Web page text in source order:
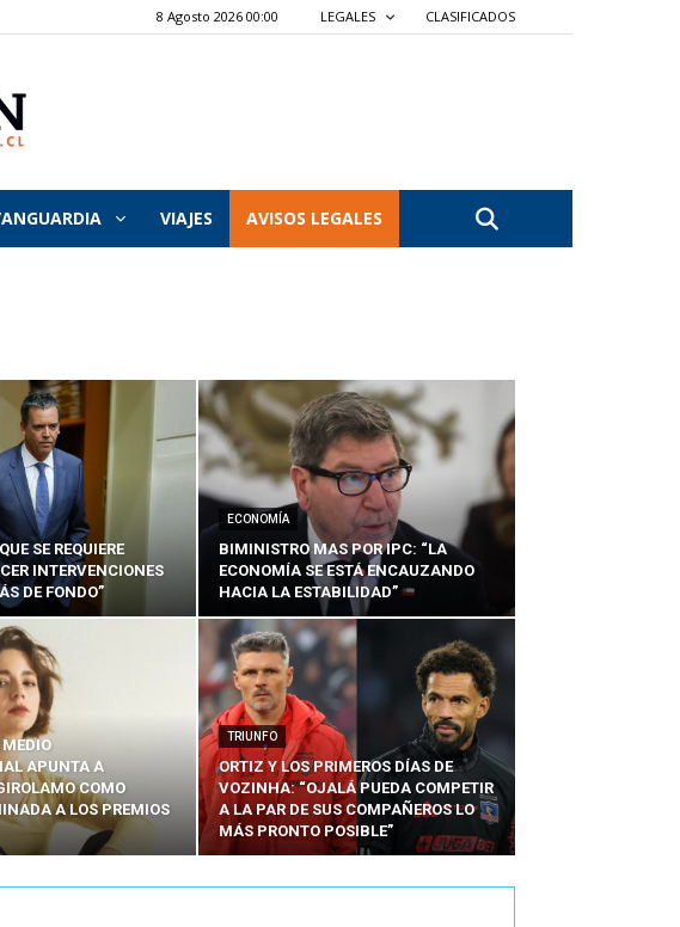
8 Agosto 2026 00:00 LEGALES CLASIFICADOS
VIAJES AVISOS LEGALES
SE REQUIERE
INTERVENCIONES
DE FONDO”
ECONOMÍA
BIMINISTRO MAS POR IPC: “LA
ECONOMÍA SE ESTÁ ENCAUZANDO
HACIA LA ESTABILIDAD”
MEDIO
APUNTA A
COMO
A LOS PREMIOS
TRIUNFO
ORTIZ Y LOS PRIMEROS DÍAS DE
VOZINHA: “OJALÁ PUEDA COMPETIR
A LA PAR DE SUS COMPAÑEROS LO
MÁS PRONTO POSIBLE”